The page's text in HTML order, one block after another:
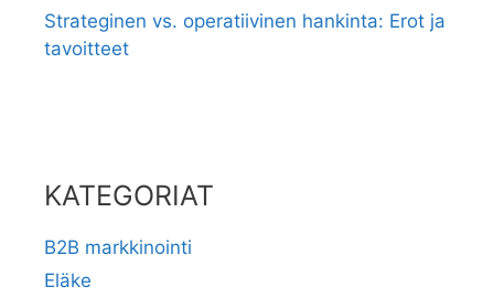
Strateginen vs. operatiivinen hankinta: Erot ja
tavoitteet
KATEGORIAT
B2B markkinointi
Eläke